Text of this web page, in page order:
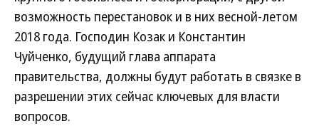
возможность перестановок и в них весной-летом
2018 года. Господин Козак и Константин
Чуйченко, будущий глава аппарата
правительства, должны будут работать в связке в
разрешении этих сейчас ключевых для власти
вопросов.